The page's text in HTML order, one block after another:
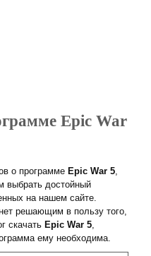
Epic War
о программе Epic War 5,
выбрать достойный
на нашем сайте.
решающим в пользу того,
скачать Epic War 5,
ему необходима.